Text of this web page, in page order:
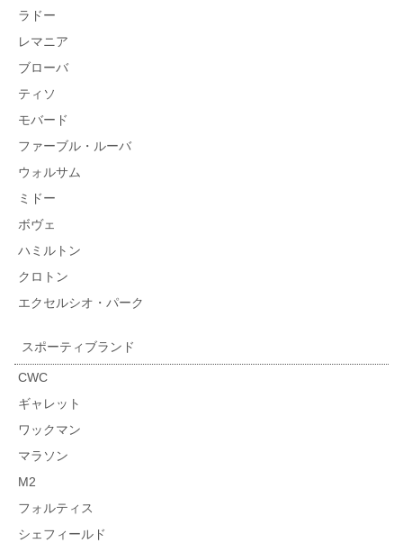
ラドー
レマニア
ブローバ
ティソ
モバード
ファーブル・ルーバ
ウォルサム
ミドー
ボヴェ
ハミルトン
クロトン
エクセルシオ・パーク
スポーティブランド
CWC
ギャレット
ワックマン
マラソン
M2
フォルティス
シェフィールド